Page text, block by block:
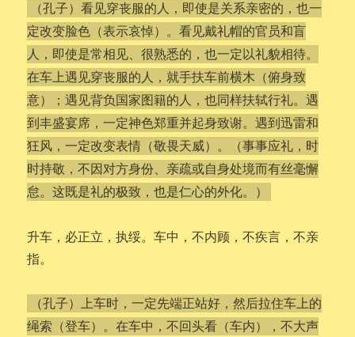
（孔子）看见穿丧服的人，即使是关系亲密的，也一
定改变脸色（表示哀悼）。看见戴礼帽的官员和盲
人，即使是常相见、很熟悉的，也一定以礼貌相待。
在车上遇见穿丧服的人，就手扶车前横木（俯身致
意）；遇见背负国家图籍的人，也同样扶轼行礼。遇
到丰盛宴席，一定神色郑重并起身致谢。遇到迅雷和
狂风，一定改变表情（敬畏天威）。（事事应礼，时
时持敬，不因对方身份、亲疏或自身处境而有丝毫懈
怠。这既是礼的极致，也是仁心的外化。）
升车，必正立，执绥。车中，不内顾，不疾言，不亲
指。
（孔子）上车时，一定先端正站好，然后拉住车上的
绳索（登车）。在车中，不回头看（车内），不大声